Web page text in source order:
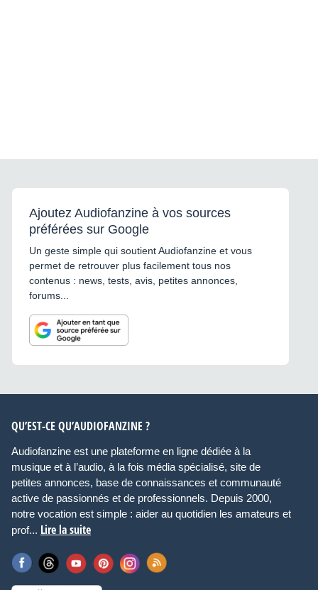
Ajoutez Audiofanzine à vos sources
préférées sur Google
Un geste simple qui soutient Audiofanzine et vous
permet de retrouver plus facilement tous nos
contenus : news, tests, avis, petites annonces,
forums...
QU’EST-CE QU’AUDIOFANZINE ?
Audiofanzine est une plateforme en ligne dédiée à la
musique et à l’audio, à la fois média spécialisé, site de
petites annonces, base de connaissances et communauté
active de passionnés et de professionnels. Depuis 2000,
notre vocation est simple : aider au quotidien les amateurs et
prof... Lire la suite